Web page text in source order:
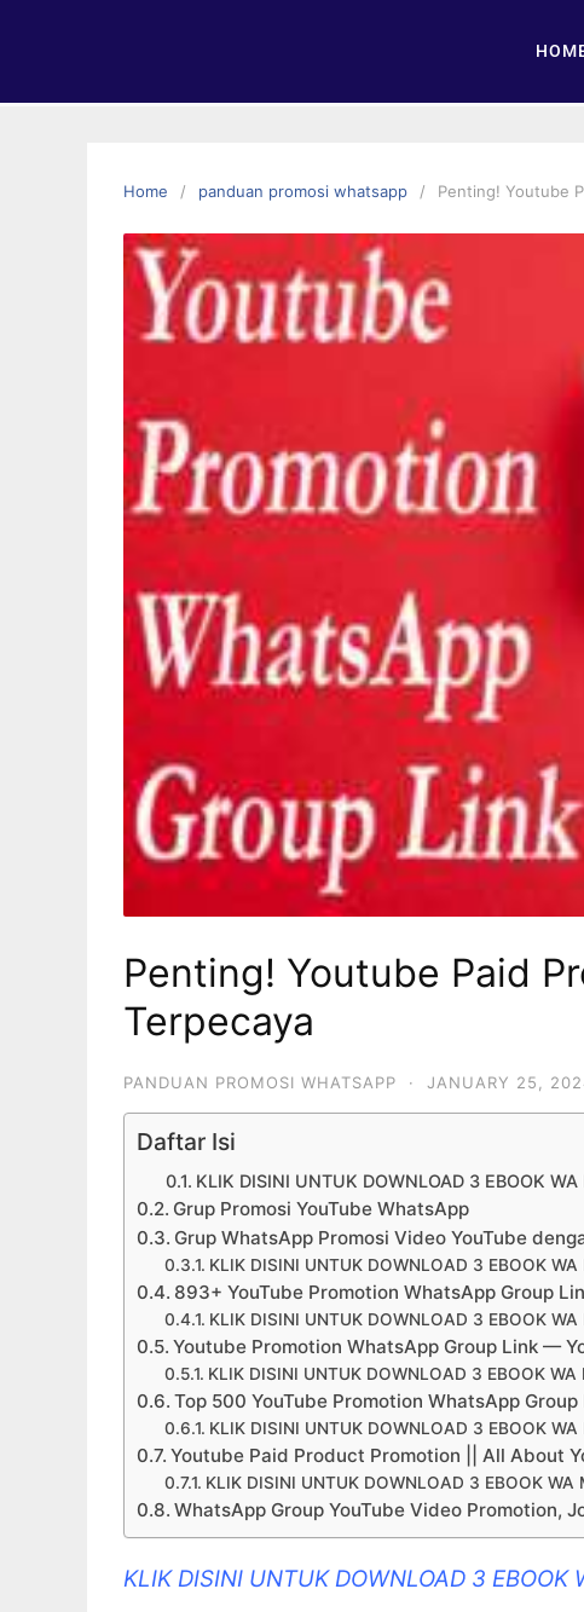
Home panduan promosi whatsapp Penting! Youtube
Penting! Youtube Paid
Terpecaya
PANDUAN PROMOSI WHATSAPP · JANUARY 25,
Daftar Isi
KLIK DISINI UNTUK DOWNLOAD 3 EBOOK
Grup Promosi YouTube WhatsApp
Grup WhatsApp Promosi Video YouTube
KLIK DISINI UNTUK DOWNLOAD 3 EBOOK
893+ YouTube Promotion WhatsApp Group
KLIK DISINI UNTUK DOWNLOAD 3 EBOOK
Youtube Promotion WhatsApp Group Link —
KLIK DISINI UNTUK DOWNLOAD 3 EBOOK WA
Top 500 YouTube Promotion WhatsApp
KLIK DISINI UNTUK DOWNLOAD 3 EBOOK
Youtube Paid Product Promotion || All About
KLIK DISINI UNTUK DOWNLOAD 3 EBOOK WA
WhatsApp Group YouTube Video Promotion,
KLIK DISINI UNTUK DOWNLOAD 3 EBOOK